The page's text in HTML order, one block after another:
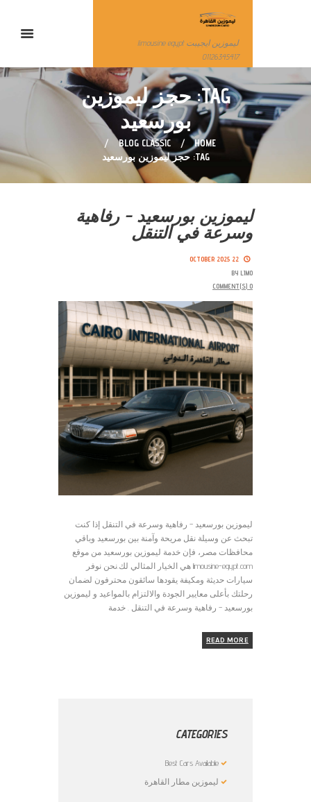
ليموزين ايجيبت limousine egypt
01126345417
TAG: حجز ليموزين
بورسعيد
HOME
BLOG CLASSIC
TAG: حجز ليموزين بورسعيد
ليموزين بورسعيد – رفاهية
وسرعة في التنقل
22 OCTOBER 2025
BY LIMO
0
ليموزين بورسعيد – رفاهية وسرعة في التنقل إذا كنت
تبحث عن وسيلة نقل مريحة وآمنة بين بورسعيد وباقي
محافظات مصر، فإن خدمة ليموزين بورسعيد من موقع
limousine-egypt.com هي الخيار المثالي لك.نحن نوفر
سيارات حديثة ومكيفة يقودها سائقون محترفون لضمان
رحلتك بأعلى معايير الجودة والالتزام بالمواعيد و ليموزين
بورسعيد – رفاهية وسرعة في التنقل . خدمة
READ MORE
CATEGORIES
Best Cars Available
ليموزين مطار القاهرة